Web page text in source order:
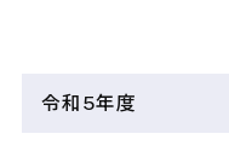
令和5年度